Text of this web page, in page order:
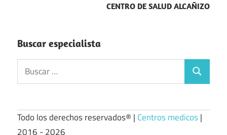
CENTRO DE SALUD ALCAÑIZO
Buscar especialista
Buscar:
Buscar
Todo los derechos reservados® | Centros medicos|
2016 - 2026